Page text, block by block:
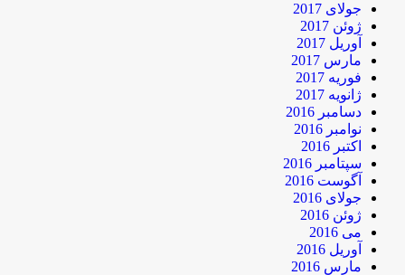
جولای 2017
ژوئن 2017
آوریل 2017
مارس 2017
فوریه 2017
ژانویه 2017
دسامبر 2016
نوامبر 2016
اکتبر 2016
سپتامبر 2016
آگوست 2016
جولای 2016
ژوئن 2016
می 2016
آوریل 2016
مارس 2016